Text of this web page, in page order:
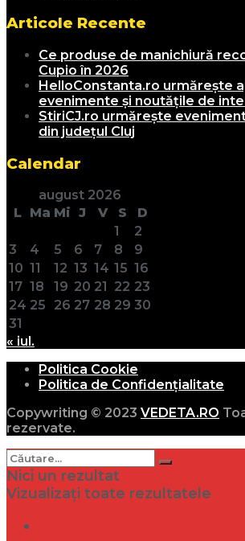
Articole Recente
Ce produse de manichiură
Cupio în 2026
HelloConstanta.ro urmărește
evenimente și noutățile de
StiriCJ.ro urmărește
din județul Cluj
Calendar
august 2026
L Ma Mi J V S
D
1
2
3
4 5 6 7 8
9
10 11 12 13 14 15 16
17 18 19 20 21 22 23
24 25 26 27 28 29 30
31
« iul.
Politica Cookie
Politica de Confidențialitate
Copywriting © 2023 VEDETA.RO
rezervate.
Nici un rezultat
Vizualizați toate rezultatele